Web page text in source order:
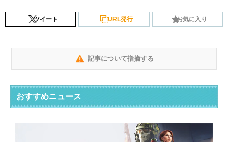
ツイート URL発行 お気に入り
記事について指摘する
おすすめニュース